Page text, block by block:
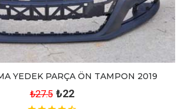
YEDEK PARÇA ÖN TAMPON 2019
₺27.5 ₺22